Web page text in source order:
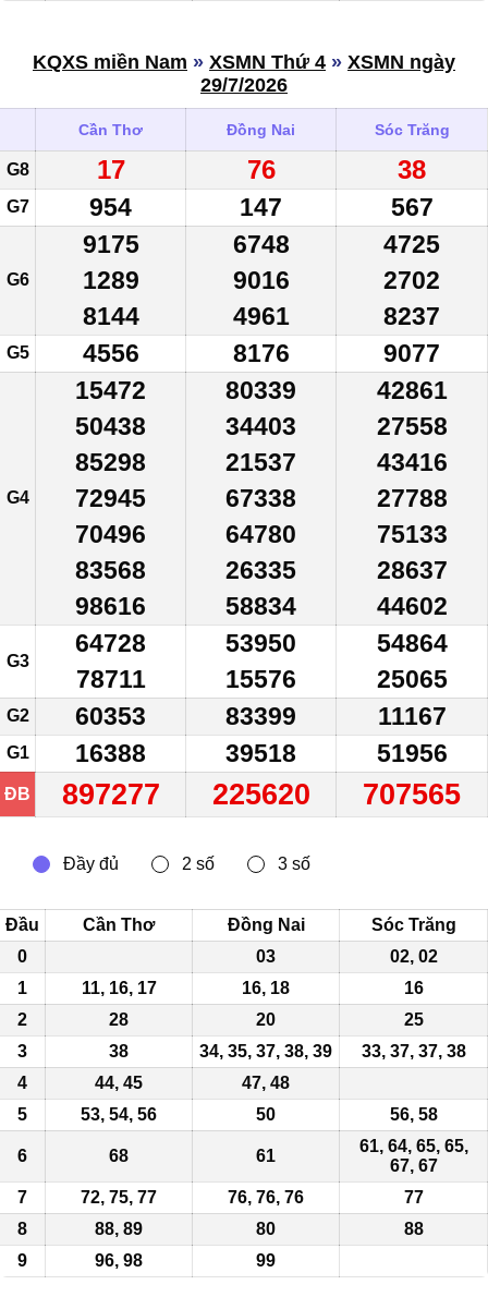
KQXS miền Nam » XSMN Thứ 4 » XSMN ngày
29/7/2026
Cần Thơ Đồng Nai Sóc Trăng
G8 17 76 38
G7 954 147 567
G6
9175
1289
8144
6748
9016
4961
4725
2702
8237
G5 4556 8176 9077
G4
15472
50438
85298
72945
70496
83568
98616
80339
34403
21537
67338
64780
26335
58834
42861
27558
43416
27788
75133
28637
44602
G3
64728
78711
53950
15576
54864
25065
G2 60353 83399 11167
G1 16388 39518 51956
ĐB 897277 225620 707565
Đầu Cần Thơ Đồng Nai
Sóc Trăng
0
03
02, 02
1
11, 16, 17 16, 18
16
2
28 20
25
3
38 34, 35, 37, 38, 39
33, 37, 37, 38
4
44, 45
47, 48
5
53, 54, 56 50 56, 58
6 68 61
61, 64, 65, 65,
67, 67
7
72, 75, 77 76, 76, 76
77
8
88, 89 80
88
9
96, 98 99